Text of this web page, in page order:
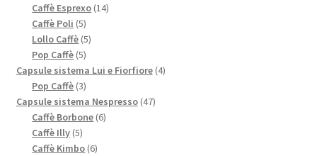
prodotti
Caffè Esprexo 1414
Caffè Poli 55
prodotti
Lollo Caffè 55
Pop Caffè 55
prodotti
Capsule sistema Lui e Fiorfiore 44
Pop Caffè 33
prodotti
Capsule sistema Nespresso 4747
Caffè Borbone 66
Caffè Illy 55
prodotti
Caffè Kimbo 66